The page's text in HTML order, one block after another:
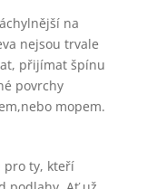
na
nejsou trvale
přijímat špínu
povrchy
mopem.
pro ty, kteří